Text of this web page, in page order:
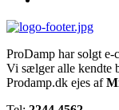
ProDamp har solgt e-
Vi sælger alle kendte
Prodamp.dk ejes af